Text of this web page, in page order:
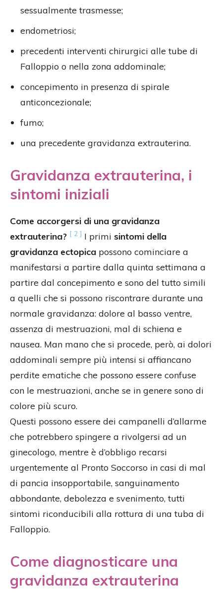
sessualmente trasmesse;
endometriosi;
precedenti interventi chirurgici alle tube di
Falloppio o nella zona addominale;
concepimento in presenza di spirale
anticoncezionale;
fumo;
una precedente gravidanza extrauterina.
Gravidanza extrauterina, i
sintomi iniziali
Come accorgersi di una gravidanza
extrauterina? [ 2 ] I primi sintomi della
gravidanza ectopica possono cominciare a
manifestarsi a partire dalla quinta settimana a
partire dal concepimento e sono del tutto simili
a quelli che si possono riscontrare durante una
normale gravidanza: dolore al basso ventre,
assenza di mestruazioni, mal di schiena e
nausea. Man mano che si procede, però, ai dolori
addominali sempre più intensi si affiancano
perdite ematiche che possono essere confuse
con le mestruazioni, anche se in genere sono di
colore più scuro.
Questi possono essere dei campanelli d’allarme
che potrebbero spingere a rivolgersi ad un
ginecologo, mentre è d’obbligo recarsi
urgentemente al Pronto Soccorso in casi di mal
di pancia insopportabile, sanguinamento
abbondante, debolezza e svenimento, tutti
sintomi riconducibili alla rottura di una tuba di
Falloppio.
Come diagnosticare una
gravidanza extrauterina